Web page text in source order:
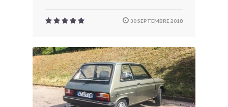
30 SEPTEMBRE 2018